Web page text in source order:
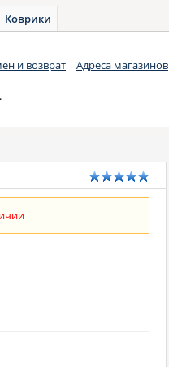
Коврики
и возврат Адреса магазинов